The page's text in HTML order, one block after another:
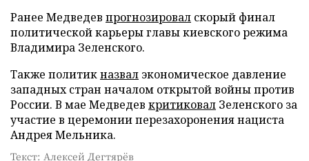
Ранее Медведев прогнозировал скорый финал
политической карьеры главы киевского режима
Владимира Зеленского.
Также политикназвал экономическое давление
западных стран началом открытой войны против
России. В мае Медведев критиковал Зеленского за
участие в церемонии перезахоронения нациста
Андрея Мельника.
Текст: Алексей Дегтярёв